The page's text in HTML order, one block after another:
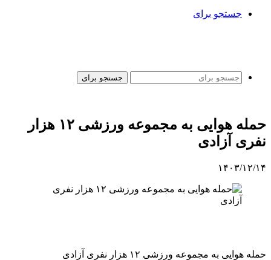
جستجو برای
جستجو برای
حمله هوایی به مجموعه ورزشی ۱۲ هزار
نفری آزادی
۱۴۰۳/۱۲/۱۴
حمله هوایی به مجموعه ورزشی ۱۲ هزار نفری آزادی